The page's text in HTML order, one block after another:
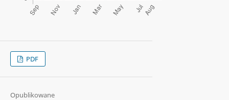
PDF
Opublikowane